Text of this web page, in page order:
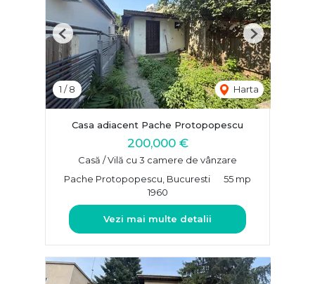
1 /8 Harta
Previous Next
Casa adiacent Pache Protopopescu
200,000 €
Casă / Vilă cu 3 camere de vânzare
Pache Protopopescu, Bucuresti
55 mp
1960
Vezi mai multe detalii